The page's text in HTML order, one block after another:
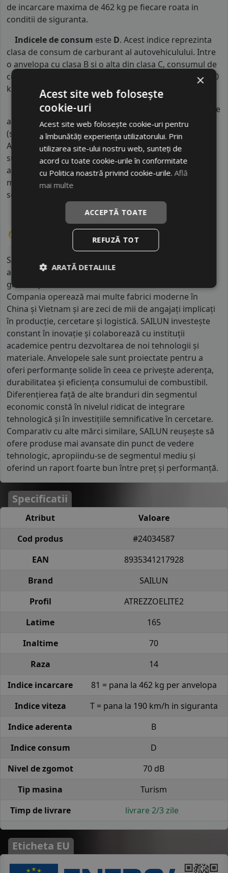
de incarcare maxima de 462 kg pe fiecare roata in
conditii de siguranta.
Indicele de consum este D. Acest indice reprezinta
clasa de consum de carburant al autovehiculului. Intre
o anvelopa cu clasa B si o alta din clasa C, consumul de
combustibil creste cu aproximativ 1 litru la fiecare 1000
km parcursi.
Indicele de aderenta
. Acest tip de
anvelope va avea o distanta de franare pe carosabil ud
(strat de apa intre 0.5 mm si 1.5 mm) cu 4 anvelope cu
ABS ruland cu 80 km/h, mai mare decat clasele
superioare. Intre o anvelopa din clasa de franare B si
alta din clasa E este o diferenta de aproximativ 13.5
metri, contribuind astfel, la o siguranta mai mare a
soferului si participantilor din trafic.
SAILUN este unul dintre cei mai mari producători de
anvelope din China, cu o dezvoltare rapidă pe piața
globală și o infrastructură industrială extinsă.
Compania operează mai multe fabrici moderne în
China și Vietnam și are zeci de mii de angajați implicați
în producție, cercetare și logistică. SAILUN investește
constant în inovație și colaborează cu instituții
academice pentru dezvoltarea de noi tehnologii și
materiale. Anvelopele sale sunt proiectate pentru a
oferi performanțe solide în ceea ce privește aderența,
durabilitatea și eficiența consumului de combustibil.
Diferențierea față de alte branduri din segmentul
economic constă în nivelul ridicat de integrare
tehnologică și în investițiile semnificative în cercetare.
Comparativ cu alte mărci similare, SAILUN reușește să
ofere produse mai avansate din punct de vedere
tehnologic, apropiindu-se de segmentul mediu și
oferind un raport foarte bun între preț și performanță.
Specificatii
Atribut
Valoare
Cod produs
#24034587
EAN
8935341217928
Brand
SAILUN
Profil
ATREZZOELITE2
Latime
165
Inaltime
70
Raza
14
Indice incarcare
81 = pana la 462 kg per anvelopa
Indice viteza
T = pana la 190 km/h in siguranta
Indice aderenta
B
Indice consum
D
Nivel de zgomot
70 dB
Tip masina
Turism
Timp de livrare
livrare 2/3 zile
Eticheta EU
×
Acest site web folosește
cookie-uri
Acest site web folosește cookie-uri pentru
a îmbunătăți experiența utilizatorului. Prin
utilizarea site-ului nostru web, sunteți de
acord cu toate cookie-urile în conformitate
cu Politica noastră privind cookie-urile.Află
mai multe
ACCEPTĂ TOATE
REFUZĂ TOT
ARATĂ DETALIILE